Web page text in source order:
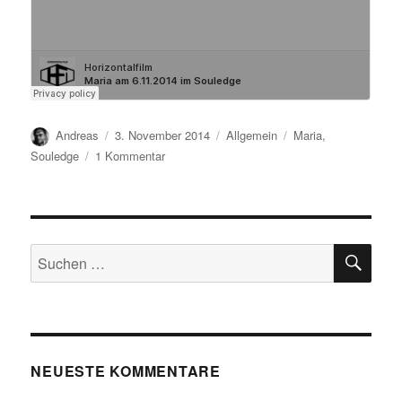
Autor
Andreas
Veröffentlicht
am
3. November 2014 Kategorien
Allgemein Schlagwörter
Maria,
Souledge
1 Kommentarzu
Suchen
nach:
NEUESTE KOMMENTARE